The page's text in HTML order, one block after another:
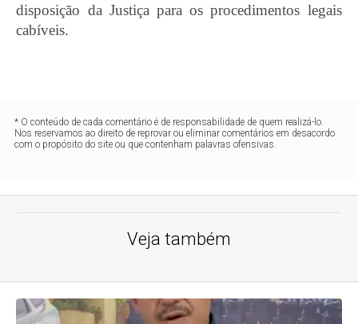
disposição da Justiça para os procedimentos legais
cabíveis.
* O conteúdo de cada comentário é de responsabilidade de quem realizá-lo.
Nos reservamos ao direito de reprovar ou eliminar comentários em desacordo
com o propósito do site ou que contenham palavras ofensivas.
Veja também